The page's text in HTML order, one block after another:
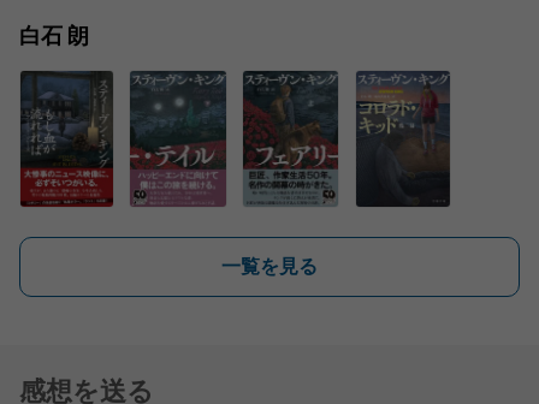
白石 朗
一覧を見る
感想を送る